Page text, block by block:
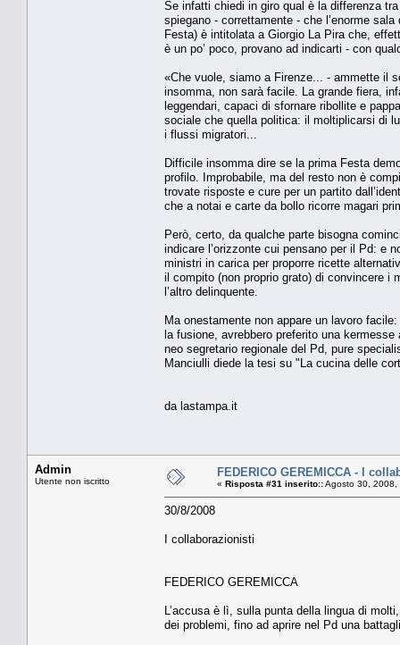
Se infatti chiedi in giro qual è la differenza
spiegano - correttamente - che l’enorme
Festa) è intitolata a Giorgio La Pira che,
è un po’ poco, provano ad indicarti - con
«Che vuole, siamo a Firenze... - ammette il
insomma, non sarà facile. La grande fiera,
leggendari, capaci di sfornare ribollite e
sociale che quella politica: il moltiplicarsi di
i flussi migratori...
Difficile insomma dire se la prima Festa
profilo. Improbabile, ma del resto non è
trovate risposte e cure per un partito
che a notai e carte da bollo ricorre magari
Però, certo, da qualche parte bisogna
indicare l’orizzonte cui pensano per il Pd: e
ministri in carica per proporre ricette
il compito (non proprio grato) di convincere i
l’altro delinquente.
Ma onestamente non appare un lavoro
la fusione, avrebbero preferito una
neo segretario regionale del Pd, pure
Manciulli diede la tesi su "La cucina delle
da lastampa.it
Admin
Utente non iscritto
FEDERICO GEREMICCA - I
« Risposta #31 inserito::Agosto 30, 2008,
30/8/2008
I collaborazionisti
FEDERICO GEREMICCA
L’accusa è lì, sulla punta della lingua di
dei problemi, fino ad aprire nel Pd una